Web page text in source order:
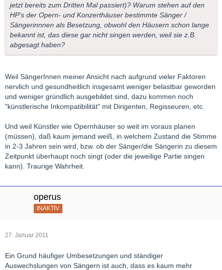
jetzt bereits zum Dritten Mal passiert)? Warum stehen auf den
HP's der Opern- und Konzerthäuser bestimmte Sänger /
Sängerinnnen als Besetzung, obwohl den Häusern schon lange
bekannt ist, das diese gar nicht singen werden, weil sie z.B.
abgesagt haben?
Weil SängerInnen meiner Ansicht nach aufgrund vieler Faktoren
nervlich und gesundheitlich insgesamt weniger belastbar geworden
und weniger gründlich ausgebildet sind, dazu kommen noch
"künstlerische Inkompatibilität" mit Dirigenten, Regisseuren, etc.
Und weil Künstler wie Opernhäuser so weit im voraus planen
(müssen), daß kaum jemand weiß, in welchem Zustand die Stimme
in 2-3 Jahren sein wird, bzw. ob der Sänger/die Sängerin zu diesem
Zeitpunkt überhaupt noch singt (oder die jeweilige Partie singen
kann). Traurige Wahrheit.
operus
INAKTIV
27. Januar 2011
Ein Grund häufiger Umbesetzungen und ständiger
Auswechslungen von Sängern ist auch, dass es kaum mehr